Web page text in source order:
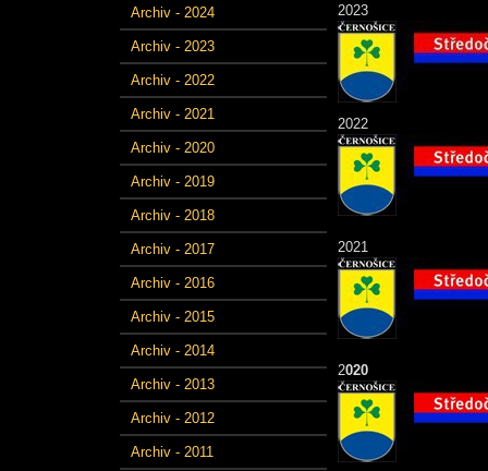
Archiv - 2024
Archiv - 2023
Archiv - 2022
Archiv - 2021
Archiv - 2020
Archiv - 2019
Archiv - 2018
Archiv - 2017
Archiv - 2016
Archiv - 2015
Archiv - 2014
Archiv - 2013
Archiv - 2012
Archiv - 2011
2023
2022
2021
2020